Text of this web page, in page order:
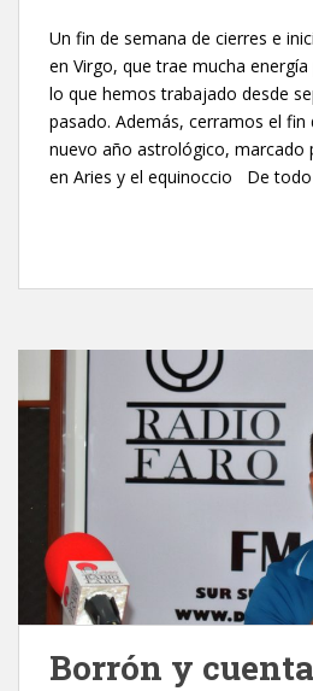
Un fin de semana de cierres e
en Virgo, que trae mucha
lo que hemos trabajado desde
pasado. Además, cerramos el fin
nuevo año astrológico, marcado
en Aries y el equinoccio De
Borrón y